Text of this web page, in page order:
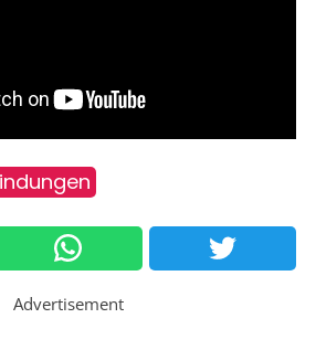
Advertisement